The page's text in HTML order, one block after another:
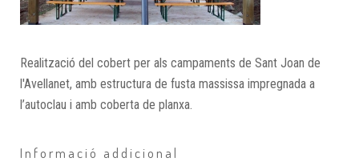
Realització del cobert per als campaments de Sant Joan de
l'Avellanet, amb estructura de fusta massissa impregnada a
l’autoclau i amb coberta de planxa.
Informació addicional